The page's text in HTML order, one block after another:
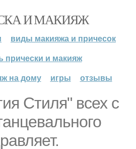
И МАКИЯЖ
виды макияжа и причесок
прически и макияж
на дому
игры отзывы
Стиля" всех с